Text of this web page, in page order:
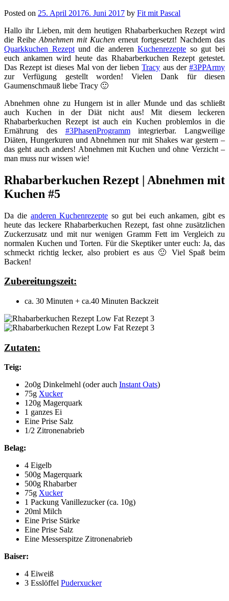
Posted on 25. April 20176. Juni 2017 by Fit mit Pascal
Hallo ihr Lieben, mit dem heutigen Rhabarberkuchen Rezept wird
die Reihe Abnehmen mit Kuchen erneut fortgesetzt! Nachdem das
Quarkkuchen Rezeptund die anderenKuchenrezepte so gut bei
euch ankamen wird heute das Rhabarberkuchen Rezept getestet.
Das Rezept ist dieses Mal von der liebenTracy aus der#3PPArmy
zur Verfügung gestellt worden! Vielen Dank für diesen
Gaumenschmauß liebe Tracy 🙂
Abnehmen ohne zu Hungern ist in aller Munde und das schließt
auch Kuchen in der Diät nicht aus! Mit diesem leckeren
Rhabarberkuchen Rezept ist auch ein Kuchen problemlos in die
Ernährung des #3PhasenProgrammintegrierbar. Langweilige
Diäten, Hungerkuren und Abnehmen nur mit Shakes war gestern –
das geht auch anders! Abnehmen mit Kuchen und ohne Verzicht –
man muss nur wissen wie!
Rhabarberkuchen Rezept | Abnehmen mit
Kuchen #5
Da die anderen Kuchenrezepte so gut bei euch ankamen, gibt es
heute das leckere Rhabarberkuchen Rezept, fast ohne zusätzlichen
Zuckerzusatz und mit nur wenigen Gramm Fett im Vergleich zu
normalen Kuchen und Torten. Für die Skeptiker unter euch: Ja, das
schmeckt richtig lecker, also probiert es aus 🙂 Viel Spaß beim
Backen!
Zubereitungszeit:
ca. 30 Minuten + ca.40 Minuten Backzeit
Zutaten:
Teig:
2o0g Dinkelmehl (oder auch Instant Oats)
75g Xucker
120g Magerquark
1 ganzes Ei
Eine Prise Salz
1/2 Zitronenabrieb
Belag:
4 Eigelb
500g Magerquark
500g Rhabarber
75g Xucker
1 Packung Vanillezucker (ca. 10g)
20ml Milch
Eine Prise Stärke
Eine Prise Salz
Eine Messerspitze Zitronenabrieb
Baiser:
4 Eiweiß
3 Esslöffel Puderxucker